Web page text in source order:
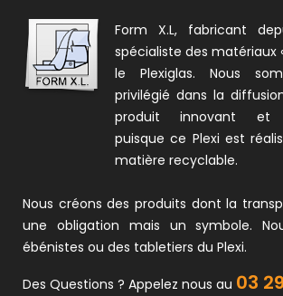
Form X.L, fabricant
spécialiste des matériaux
le Plexiglas. Nous
privilégié dans la
produit innovant et
puisque ce Plexi est
matière recyclable.
Nous créons des produits dont la
une obligation mais un symbole.
ébénistes ou des tabletiers du Plexi.
Des Questions ? Appelez nous au 03